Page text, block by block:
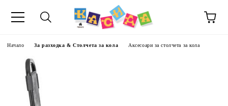
Начало За разходка & Столчета за кола Аксесоари за столчета за кола